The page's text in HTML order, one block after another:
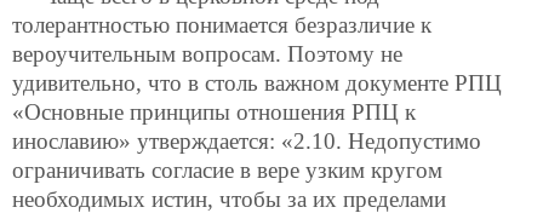
толерантностью понимается безразличие к
вероучительным вопросам. Поэтому не
удивительно, что в столь важном документе РПЦ
«Основные принципы отношения РПЦ к
инославию» утверждается: «2.10. Недопустимо
ограничивать согласие в вере узким кругом
необходимых истин, чтобы за их пределами